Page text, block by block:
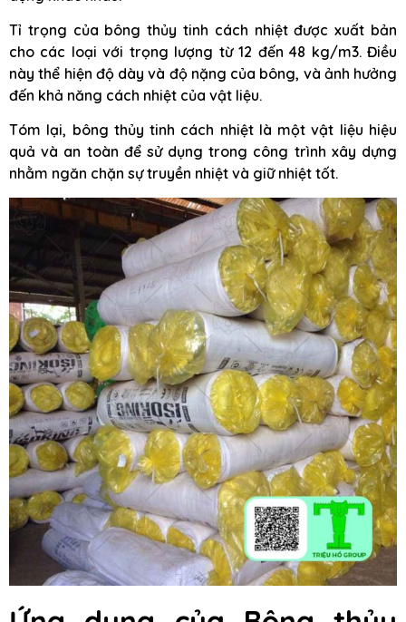
Tỉ trọng của bông thủy tinh cách nhiệt được xuất bản
cho các loại với trọng lượng từ 12 đến 48 kg/m3. Điều
này thể hiện độ dày và độ nặng của bông, và ảnh hưởng
đến khả năng cách nhiệt của vật liệu.
Tóm lại, bông thủy tinh cách nhiệt là một vật liệu hiệu
quả và an toàn để sử dụng trong công trình xây dựng
nhằm ngăn chặn sự truyền nhiệt và giữ nhiệt tốt.